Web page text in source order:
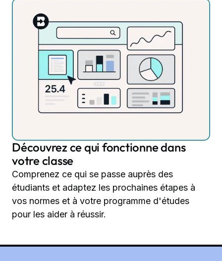
Découvrez ce qui fonctionne dans
votre classe
Comprenez ce qui se passe auprès des
étudiants et adaptez les prochaines étapes à
vos normes et à votre programme d'études
pour les aider à réussir.